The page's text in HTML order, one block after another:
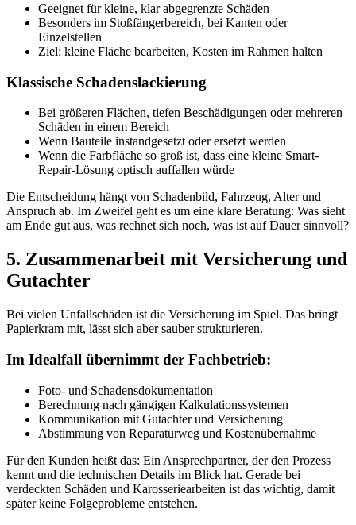
Geeignet für kleine, klar abgegrenzte Schäden
Besonders im Stoßfängerbereich, bei Kanten oder
Einzelstellen
Ziel: kleine Fläche bearbeiten, Kosten im Rahmen halten
Klassische Schadenslackierung
Bei größeren Flächen, tiefen Beschädigungen oder mehreren
Schäden in einem Bereich
Wenn Bauteile instandgesetzt oder ersetzt werden
Wenn die Farbfläche so groß ist, dass eine kleine Smart-
Repair-Lösung optisch auffallen würde
Die Entscheidung hängt von Schadenbild, Fahrzeug, Alter und
Anspruch ab. Im Zweifel geht es um eine klare Beratung: Was sieht
am Ende gut aus, was rechnet sich noch, was ist auf Dauer sinnvoll?
5. Zusammenarbeit mit Versicherung und
Gutachter
Bei vielen Unfallschäden ist die Versicherung im Spiel. Das bringt
Papierkram mit, lässt sich aber sauber strukturieren.
Im Idealfall übernimmt der Fachbetrieb:
Foto- und Schadensdokumentation
Berechnung nach gängigen Kalkulationssystemen
Kommunikation mit Gutachter und Versicherung
Abstimmung von Reparaturweg und Kostenübernahme
Für den Kunden heißt das: Ein Ansprechpartner, der den Prozess
kennt und die technischen Details im Blick hat. Gerade bei
verdeckten Schäden und Karosseriearbeiten ist das wichtig, damit
später keine Folgeprobleme entstehen.